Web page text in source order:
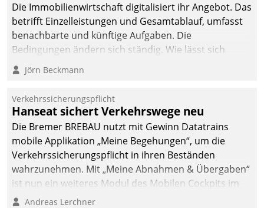
Die Immobilienwirtschaft digitalisiert ihr Angebot. Das
betrifft Einzelleistungen und Gesamtablauf, umfasst
benachbarte und künftige Aufgaben. Die
Bedingungen ändern sich ständig. Wie lässt sich
technisch die Kontrolle wahren und zugleich Freiraum
fürs Wachsen öffnen?
Jörn Beckmann
Verkehrssicherungspflicht
Hanseat sichert Verkehrswege neu
Die Bremer BREBAU nutzt mit Gewinn Datatrains
mobile Applikation „Meine Begehungen“, um die
Verkehrssicherungspflicht in ihren Beständen
wahrzunehmen. Mit „Meine Abnahmen & Übergaben“
ist nun ein weiteres Modul des Mobilen Cockpits im
Einsatz.
Andreas Lerchner